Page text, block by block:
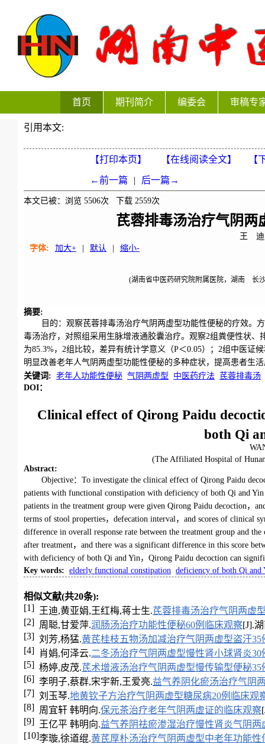
首页 期刊简介 编委会 审稿专
引用本文:
【打印本页】 【在线阅读全文】 【
←前一篇 | 后一篇→
本文已被：浏览 5506次 下载 2559次
芪蓉排毒汤治疗气阴两
王 迪
字体:
加大+ 默认 缩小-
(湖南省中医药研究院附属医院，湖南 长
摘要:
目的：观察芪蓉排毒汤治疗气阴两虚型功能性便秘的疗效。
毒汤治疗，对照组采用生脉增液通胶囊治疗。观察2组粪便性状
为85.3%，2组比较，差异有统计学意义（P＜0.05）；2组中医证
明显改善老年人气阴两虚型功能性便秘的多种症状，提高患者生
关键词 : 老年人功能性便秘 气阴两虚型 中医药疗法
芪蓉排毒汤
DOI：
Clinical effect of Qirong Paidu
both Qi
(The Affiliated Hospital of
Abstract:
Objective：To investigate the clinical effect of Qirong Paidu
patients with functional constipation with deficiency of both Qi and
patients in the treatment group were given Qirong Paidu decoction，
terms of stool properties，defecation interval，and scores of clinical
difference in overall response rate between the treatment group and
after treatment，and there was a significant difference in this score
with deficiency of both Qi and Yin，Qirong Paidu decoction can
Key words: elderly functional constipation deficiency of both Qi and
相似文献(共20条):
[1] 王迪,黄亚娟,王红梅,蒋士生.芪蓉排毒汤治疗气阴两虚
[2] 周聪,甘爱萍.润肠汤治疗功能性便秘60例临床观察[J].
[3] 刘芳,杨猛.黄芪桂枝五物汤加减治疗气阴两虚型盗汗35
[4] 肖娟,何泽云.二冬汤治疗气阴两虚型慢性肾小球肾炎30
[5] 杨婷,皮茂.芪术增液汤治疗气阴两虚型慢传输型便秘35
[6] 李明子,蔡群,宋宇新,王爱亮.益气养阴化瘀汤治疗气阴
[7] 刘玉琴.地黄钦子方治疗气阴两虚型糖尿病20例临床观
[8] 周宜轩 韩明向.保元茶治疗老年气阴两虚证的临床观察
[9] 王亿平 韩明向.益气养阴祛瘀渗湿治疗慢性肾炎气阴两
[10]李璇,徐道绲.黄芪厚朴汤治疗气阴两虚型中老年功能性